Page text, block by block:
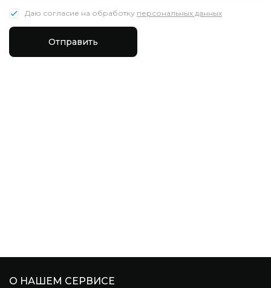
Даю согласие на обработку персональных данных
Отправить
О НАШЕМ СЕРВИСЕ